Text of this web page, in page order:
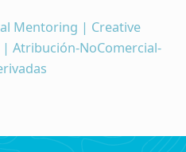
Mentoring | Creative
| Atribución-NoComercial-